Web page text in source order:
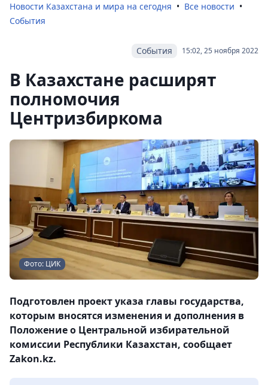
Новости Казахстана и мира на сегодня
Все новости
События
15:02, 25 ноября 2022
События
В Казахстане расширят
полномочия
Центризбиркома
Фото: ЦИК
Подготовлен проект указа главы государства,
которым вносятся изменения и дополнения в
Положение о Центральной избирательной
комиссии Республики Казахстан, сообщает
Zakon.kz.